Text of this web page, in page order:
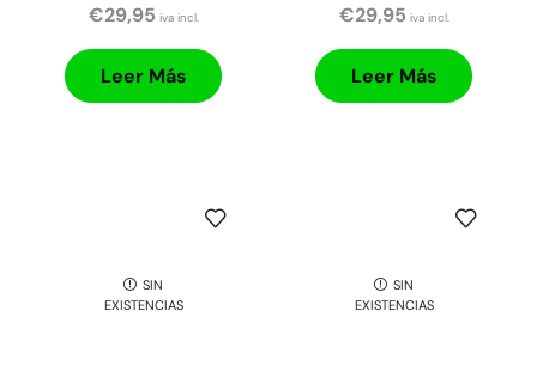
€29,95 iva incl.
Leer Más
€29,95 iva incl.
Leer Más
SIN
EXISTENCIAS
SIN
EXISTENCIAS